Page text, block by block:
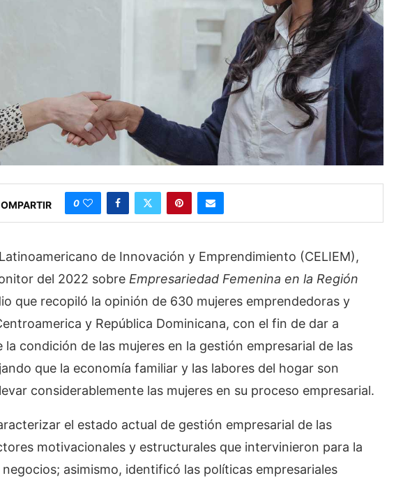
0
de Innovación y Emprendimiento (CELIEM),
del 2022 sobre Empresariedad Femenina en la Región
que recopiló la opinión de 630 mujeres emprendedoras y
y República Dominicana, con el fin de dar a
condición de las mujeres en la gestión empresarial de las
que la economía familiar y las labores del hogar son
considerablemente las mujeres en su proceso empresarial.
el estado actual de gestión empresarial de las
motivacionales y estructurales que intervinieron para la
asimismo, identificó las políticas empresariales